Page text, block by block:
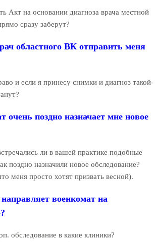
Акт на основании диагноза врача местной
сразу заберут?
областного ВК отправить меня
и если я принесу снимки и диагноз такой-
очень поздно назначает мне новое
ли в вашей практике подобные
поздно назначили новое обследование?
меня просто хотят призвать весной).
военкомат на
обследование в какие клиники?